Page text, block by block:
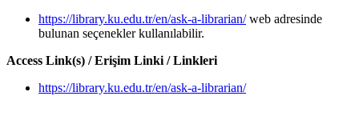
https://library.ku.edu.tr/en/ask-a-librarian/web adresinde
bulunan seçenekler kullanılabilir.
Access Link(s) / Erişim Linki / Linkleri
https://library.ku.edu.tr/en/ask-a-librarian/